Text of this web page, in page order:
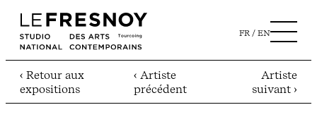
FR EN
‹ Retour aux
expositions
‹ Artiste
précédent
Artiste
suivant ›